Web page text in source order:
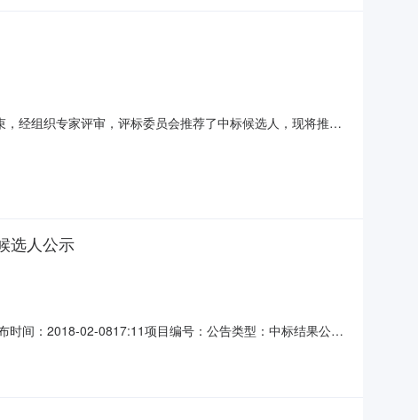
经组织专家评审，评标委员会推荐了中标候选人，现将推荐
：湘潭市鼎辉房地产发展有限公司招标代理机构：中科高
选人公示
间：2018-02-0817:11项目编号：公告类型：中标结果公告
评估法I的评标办法，评标委员会推荐了以下3